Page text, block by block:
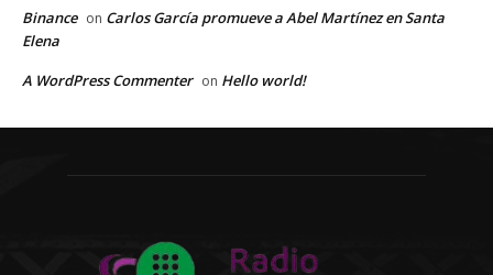
Binance on Carlos García promueve a Abel Martínez en Santa
Elena
A WordPress Commenter on Hello world!